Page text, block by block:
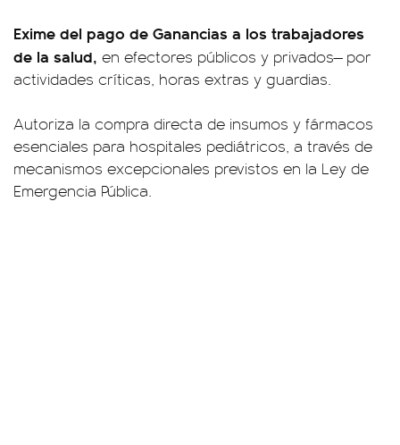
Exime del pago de Ganancias a los trabajadores
de la salud, en efectores públicos y privados— por
actividades críticas, horas extras y guardias.
Autoriza la compra directa de insumos y fármacos
esenciales para hospitales pediátricos, a través de
mecanismos excepcionales previstos en la Ley de
Emergencia Pública.